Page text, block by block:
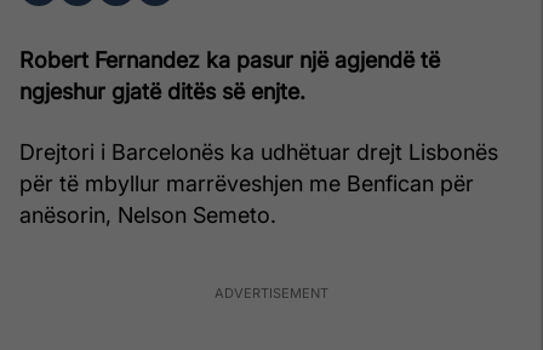
Robert Fernandez ka pasur një agjendë të
ngjeshur gjatë ditës së enjte.
Drejtori i Barcelonës ka udhëtuar drejt Lisbonës
për të mbyllur marrëveshjen me Benfican për
anësorin, Nelson Semeto.